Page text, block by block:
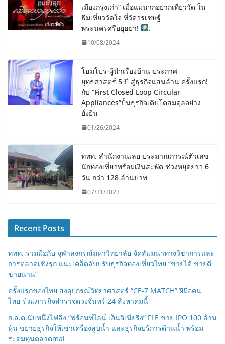
เมืองกรุงเก่า” เมื่อแม่นากอยากเที่ยววัด ใน
ธีมเที่ยววัดใจ ที่วัดวรเชษฐ์
พระนครศรีอยุธยา!
.
10/08/2024
โฮมโปร-ผู้นำเรื่องบ้าน ประกาศ
ยุทธศาสตร์ 5 ปี สู่ธุรกิจแสนล้าน ครั้งแรก!
กับ “First Closed Loop Circular
Appliances”ปั้นธุรกิจเติบโตสมดุลอย่าง
ยั่งยืน
01/26/2024
ททท. สำนักงานเลย ประมาณการณ์ตัวเลข
นักท่องเที่ยวพร้อมเงินสะพัด ช่วงหยุดยาว 6
วัน กว่า 128 ล้านบาท
07/31/2023
Recent Posts
ททท. ร่วมมือกับ จุฬาลงกรณ์มหาวิทยาลัย จัดสัมมนาทางวิชาการและ
การตลาดเชิงรุก แนะเคล็ดลับปรับธุรกิจท่องเที่ยวไทย “ขายได้ ขายดี
ขายนาน”
ครั้งแรกของไทย ส่งอุปกรณ์วิทยาศาสตร์ “CE-7 MATCH” ฝีมือคน
ไทย ร่วมภารกิจสำรวจดวงจันทร์ 24 สิงหาคมนี้
ก.ล.ต.นับหนึ่งไฟลิ่ง “ฟร้อนท์ไลน์ เอ็นจิเนียริ่ง” FLE ขาย IPO 100 ล้าน
หุ้น ขยายธุรกิจให้เช่าเครื่องสูบน้ำ และธุรกิจบริการด้านน้ำ พร้อม
ระดมทุนตลาดmai